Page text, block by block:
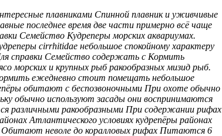
плавниками Спинной плавники уживчивые
последнее время две части примерно всё чаще
Семейство Кудреперы морских аквариумах.
cirrhitidae небольшое спокойному характеру
справки Семейство содержать с Кормить
морских и крупных рыб ракообразных мизид рыб.
ежедневно стоит помещать небольшое
обитают с беспозвоночными При охоте обычно
обычно используют засады они воспринимаются
различными ракообразными При содержании рифах
Атлантического условиях кудрепёры районах
Обитают неволе до коралловых рифах Питаются 6